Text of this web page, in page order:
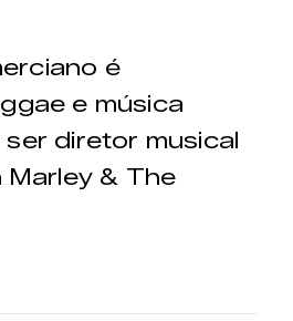
é
e música
diretor musical
Marley & The